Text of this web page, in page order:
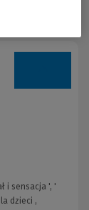
i sensacja ', '
dzieci ,